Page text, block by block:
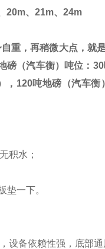
20m、 21m、 24m
重，再稍微大点，就
磅（汽车衡）吨位： 30
， 120吨地磅（汽车衡
积水；
垫一下。
备依赖性强，底部通